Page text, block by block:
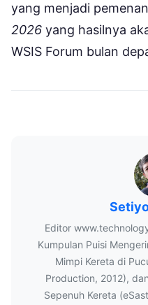
yang menjadi
2026 yang hasilnya
WSIS Forum bulan
Editor
Kumpulan Puisi
Mimpi Kereta di
Production, 2012),
Sepenuh Kereta